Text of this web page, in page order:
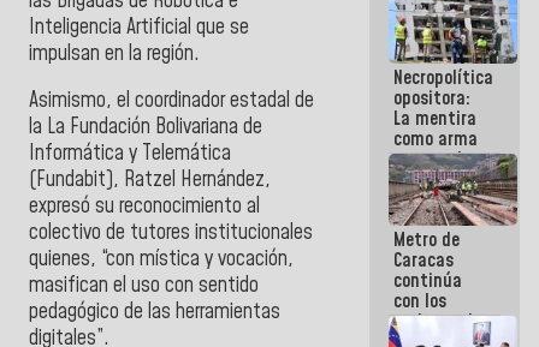
Inteligencia Artificial que se
impulsan en la región.
Asimismo, el coordinador estadal de
la La Fundación Bolivariana de
Informática y Telemática
(Fundabit), Ratzel Hernández,
expresó su reconocimiento al
colectivo de tutores institucionales
quienes, “con mística y vocación,
masifican el uso con sentido
pedagógico de las herramientas
digitales”.
optimizar
manejo de
escombros
en La Guaira
Necropolítica
opositora:
La mentira
como arma
contra el
Pueblo
Metro de
Caracas
continúa
con los
trabajos de